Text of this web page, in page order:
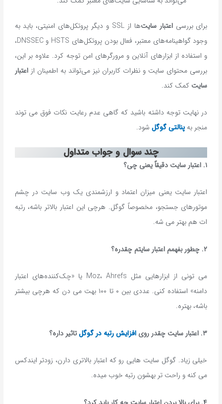
برای بررسیاعتبار سایت‌
ها از SSL و دیگر پروتکل‌های امنیتی، باید به
وجود گواهینامه‌های معتبر، فعال بودن پروتکل‌های HSTS و DNSSEC،
و استفاده از ابزارهای آنلاین و مرورگرهای امن توجه کرد. علاوه بر این،
بررسی محتوای سایت و نظرات کاربران نیز می‌تواند به اطمینان ازاعتبار
سایت کمک کند.
در نهایت توجه داشته باشید که گاهی عدم رعایت نکات فوق می توند
منجر به پنالتی گوگلشود.
چند سوال و جواب متداول
۱. اعتبار سایت دقیقاً یعنی چی؟
اعتبار سایت یعنی میزان اعتماد و ارزشمندی یک وب سایت در چشم
موتورهای جستجو، مخصوصاً گوگل. هرچی این اعتبار بالاتر باشه، رتبه
ات هم بهتر می شه.
۲. چطور بفهمم اعتبار سایتم چقدره؟
می تونی از ابزارهایی مثل Moz، Ahrefs یا «چک‌کننده‌های اعتبار
دامنه» استفاده کنی. عددی بین ۰ تا ۱۰۰ بهت می دن که هرچی بیشتر
باشه، بهتره.
۳. اعتبار سایت چقدر روی افزایش رتبه در گوگلتاثیر داره؟
خیلی زیاد. گوگل سایت هایی رو که اعتبار بالاتری دارن، زودتر ایندکس
می کنه و راحت تر بهشون رتبه خوب میده.